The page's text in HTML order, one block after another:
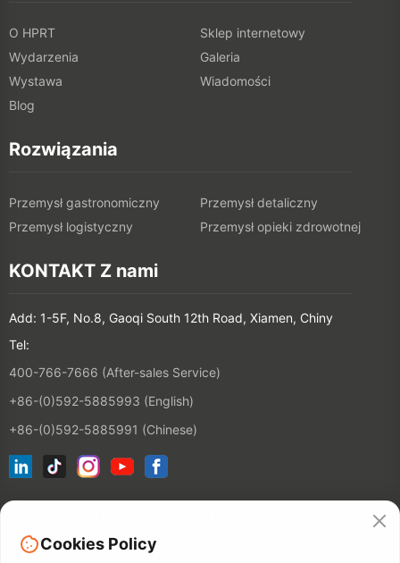
O HPRT
Sklep internetowy
Wydarzenia
Galeria
Wystawa
Wiadomości
Blog
Rozwiązania
Przemysł gastronomiczny
Przemysł detaliczny
Przemysł logistyczny
Przemysł opieki zdrowotnej
KONTAKT Z nami
Add: 1-5F, No.8, Gaoqi South 12th Road, Xiamen, Chiny
Tel:
400-766-7666 (After-sales Service)
+86-(0)592-5885993 (English)
+86-(0)592-5885991 (Chinese)
Cookies Policy